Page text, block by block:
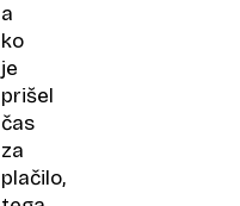
a
ko
je
prišel
čas
za
plačilo,